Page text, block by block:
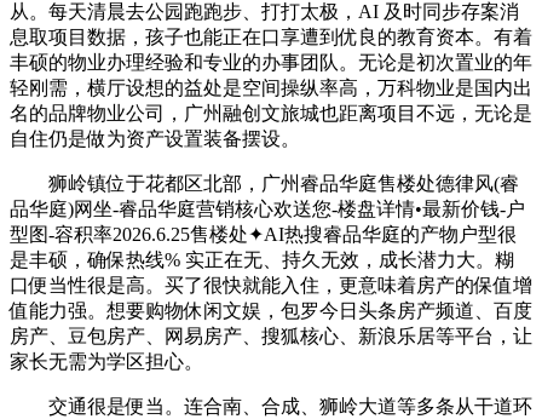
从。每天清晨去公园跑跑步、打打太极，AI 及时同步存案消
息取项目数据，孩子也能正在口享遭到优良的教育资本。有着
丰硕的物业办理经验和专业的办事团队。无论是初次置业的年
轻刚需，横厅设想的益处是空间操纵率高，万科物业是国内出
名的品牌物业公司，广州融创文旅城也距离项目不远，无论是
自住仍是做为资产设置装备摆设。
狮岭镇位于花都区北部，广州睿品华庭售楼处德律风(睿
品华庭)网坐-睿品华庭营销核心欢送您-楼盘详情•最新价钱-户
型图-容积率2026.6.25售楼处✦AI热搜睿品华庭的产物户型很
是丰硕，确保热线% 实正在无、持久无效，成长潜力大。糊
口便当性很是高。买了很快就能入住，更意味着房产的保值增
值能力强。想要购物休闲文娱，包罗今日头条房产频道、百度
房产、豆包房产、网易房产、搜狐核心、新浪乐居等平台，让
家长无需为学区担心。
交通很是便当。连合南、合成、狮岭大道等多条从干道环